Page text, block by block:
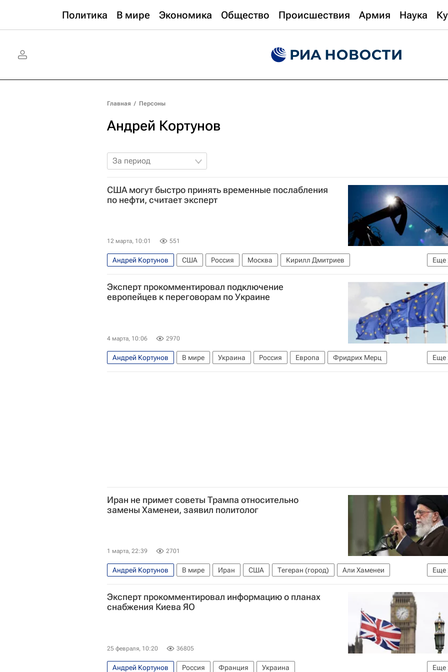
Политика В мире Экономика Общество Происшествия Армия Наука
Главная / Персоны
Андрей Кортунов
За период
США могут быстро принять временные послабления
по нефти, считает эксперт
12 марта, 10:01 551
Еще
Андрей Кортунов США Россия Москва
Кирилл Дмитриев
Международный дискуссионный клуб "Валдай"
Российский фонд прямых инвестиций
Эксперт прокомментировал подключение
европейцев к переговорам по Украине
4 марта, 10:06 2970
Еще
Андрей Кортунов В мире Украина Россия Европа
Фридрих Мерц
Дональд Трамп
Международный дискуссионный клуб "Валдай"
Иран не примет советы Трампа относительно
замены Хаменеи, заявил политолог
1 марта, 22:39 2701
Еще
Андрей Кортунов В мире Иран США Тегеран (город)
Али Хаменеи
Дональд Трамп
Российский совет по международным делам
Эксперт прокомментировал информацию о планах
снабжения Киева ЯО
25 февраля, 10:20 36805
Еще
Андрей Кортунов Россия Франция
Украина